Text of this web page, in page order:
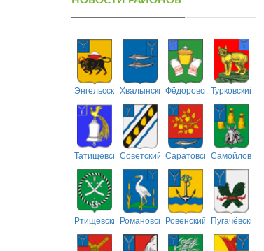
ЭнгельсскийХвалынскийФёдоровскийТурковский
ТатищевскийСоветский СаратовскийСамойловский
РтищевскийРомановскийРовенский Пугачёвский